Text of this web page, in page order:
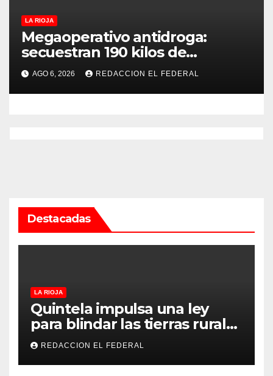
LA RIOJA
Megaoperativo antidroga:
secuestran 190 kilos de
marihuana que tenían como
destino La Rioja y Catamarca
AGO 6, 2026 REDACCION EL FEDERAL
Destacadas
LA RIOJA
Quintela impulsa una ley
para blindar las tierras rurales
de La Rioja: cuáles son los
principales puntos
REDACCION EL FEDERAL